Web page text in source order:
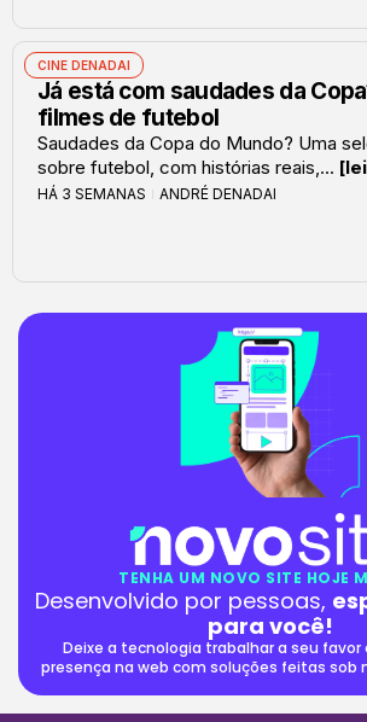
CINE DENADAI
Já está com saudades da
filmes de futebol
Saudades da Copa do Mundo? Uma
sobre futebol, com histórias reais,...
HÁ 3 SEMANAS ANDRÉ DENADAI
TENHA UM NOVO SITE HOJE
Desenvolvido por pessoas,
para você!
Deixe a tecnologia trabalhar a seu
presença na web com soluções feitas sob